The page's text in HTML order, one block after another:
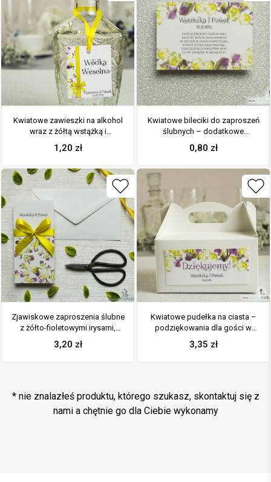
Kwiatowe zawieszki na alkohol
wraz z żółtą wstążką i
pionowym motywem kwiatów
irysów
1,20 zł
Kwiatowe bileciki do zaproszeń
ślubnych – dodatkowe
karteczki władane do
zaproszeń z kwiatami irysa
0,80 zł
Zjawiskowe zaproszenia ślubne
z żółto-fioletowymi irysami,
przewiązane wstążką
satynowaną w kolorze żółtym.
3,20 zł
Kwiatowe pudełka na ciasta –
podziękowania dla gości w
formie pudełek na ciasto z
motywem kwiatów irysów
3,35 zł
* nie znalazłeś produktu, którego szukasz, skontaktuj się z
nami a chętnie go dla Ciebie wykonamy